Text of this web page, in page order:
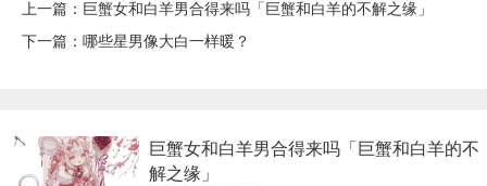
上一篇： ​巨蟹女和白羊男合得来吗「巨蟹和白羊的不解之缘」
下一篇： ​哪些星男像大白一样暖？
​巨蟹女和白羊男合得来吗「巨蟹和白羊的不
解之缘」